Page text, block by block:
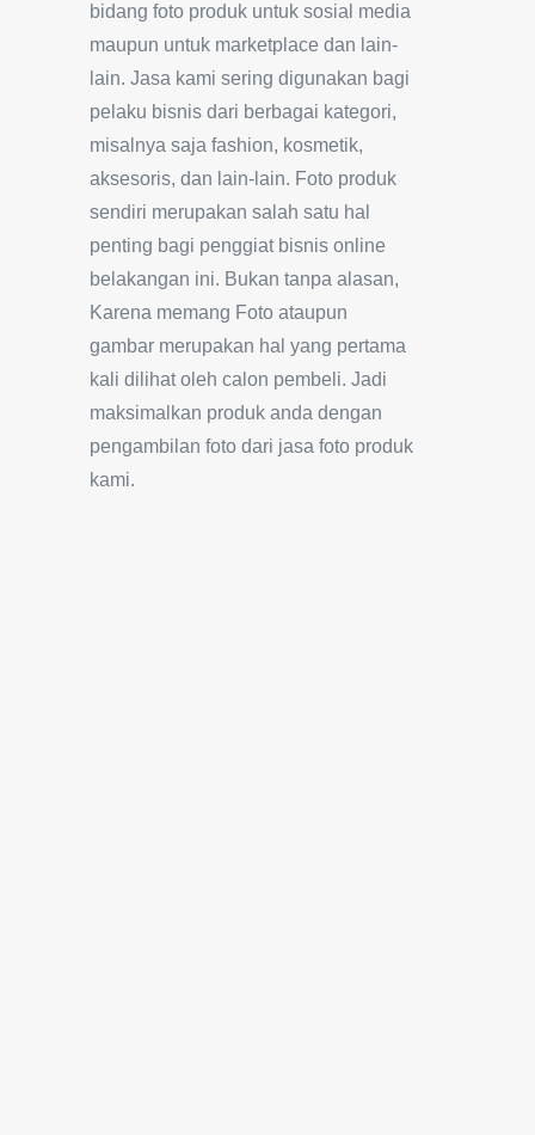
bidang foto produk untuk sosial media
maupun untuk marketplace dan lain-
lain. Jasa kami sering digunakan bagi
pelaku bisnis dari berbagai kategori,
misalnya saja fashion, kosmetik,
aksesoris, dan lain-lain. Foto produk
sendiri merupakan salah satu hal
penting bagi penggiat bisnis online
belakangan ini. Bukan tanpa alasan,
Karena memang Foto ataupun
gambar merupakan hal yang pertama
kali dilihat oleh calon pembeli. Jadi
maksimalkan produk anda dengan
pengambilan foto dari jasa foto produk
kami.